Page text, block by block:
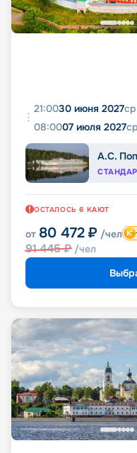
21:0030 июня 2027ср
08:0007 июля 2027ср
А.С.
ОСТАЛОСЬ 6 КАЮТ
от 80 472 ₽ /чел
91 445₽ /чел